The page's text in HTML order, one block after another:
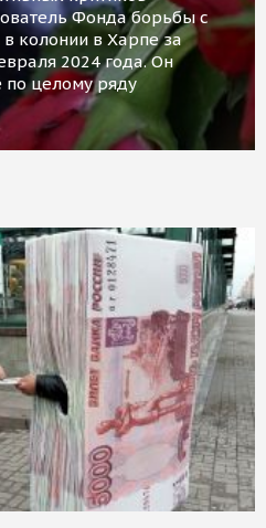
Фонда борьбы с
колонии в Харпе за
2024 года. Он
по целому ряду